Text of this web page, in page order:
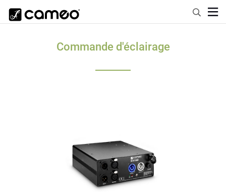
Commande d'éclairage